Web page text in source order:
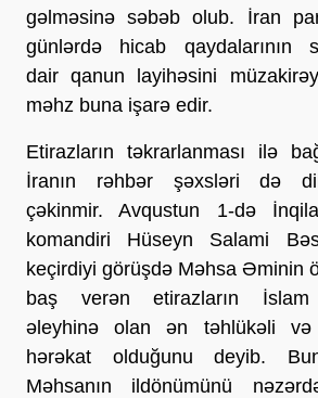
gəlməsinə səbəb olub. İran
günlərdə hicab qaydalarının
dair qanun layihəsini
məhz buna işarə edir.
Etirazların təkrarlanması ilə
İranın rəhbər şəxsləri də
çəkinmir. Avqustun 1-də
komandiri Hüseyn Salami
keçirdiyi görüşdə Məhsa Əminin
baş verən etirazların İslam
əleyhinə olan ən təhlükəli və
hərəkat olduğunu deyib.
Məhsanın ildönümünü